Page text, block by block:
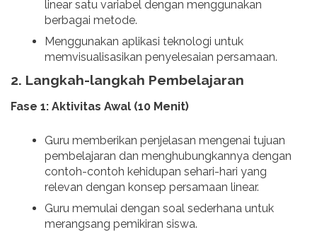
linear satu variabel dengan menggunakan
berbagai metode.
Menggunakan aplikasi teknologi untuk
memvisualisasikan penyelesaian persamaan.
2. Langkah-langkah Pembelajaran
Fase 1: Aktivitas Awal (10 Menit)
Guru memberikan penjelasan mengenai tujuan
pembelajaran dan menghubungkannya dengan
contoh-contoh kehidupan sehari-hari yang
relevan dengan konsep persamaan linear.
Guru memulai dengan soal sederhana untuk
merangsang pemikiran siswa.